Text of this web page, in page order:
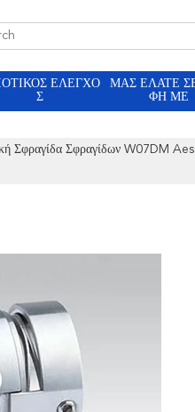
ΈΛΕΓΧΟ
Σ
ΜΑΣ ΕΛΆΤΕ
ΦΉ ΜΕ
Σφραγίδα Σφραγίδων W07DM